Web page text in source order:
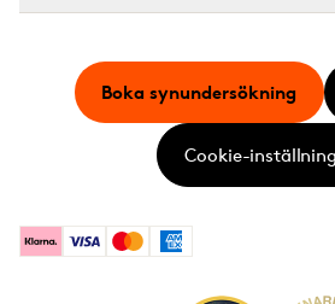
KlarnaVisa MastercardAmerican Express
Boka synundersökning
Cookie-